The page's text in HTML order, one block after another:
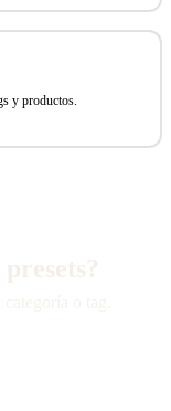
y productos.